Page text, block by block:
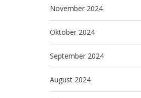
November 2024
Oktober 2024
September 2024
August 2024